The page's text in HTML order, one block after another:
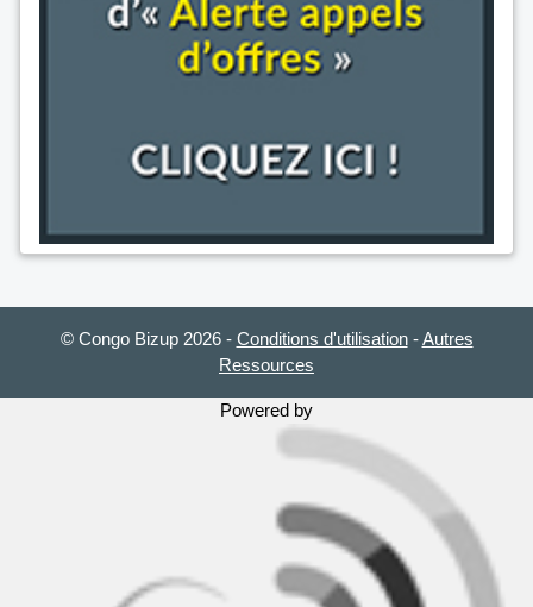
© Congo Bizup 2026 - Conditions d'utilisation-Autres
Ressources
Powered by